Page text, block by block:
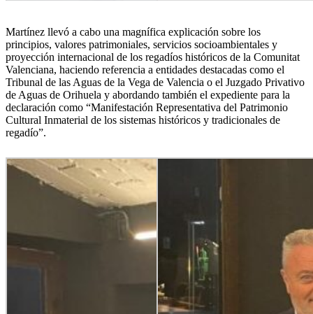
Martínez llevó a cabo una magnífica explicación sobre los
principios, valores patrimoniales, servicios socioambientales y
proyección internacional de los regadíos históricos de la Comunitat
Valenciana, haciendo referencia a entidades destacadas como el
Tribunal de las Aguas de la Vega de Valencia o el Juzgado Privativo
de Aguas de Orihuela y abordando también el expediente para la
declaración como “Manifestación Representativa del Patrimonio
Cultural Inmaterial de los sistemas históricos y tradicionales de
regadío”.